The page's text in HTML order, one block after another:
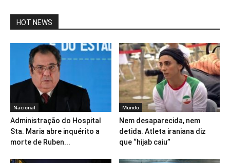
HOT NEWS
Nacional
Administração do Hospital
Sta. Maria abre inquérito a
morte de Ruben...
Mundo
Nem desaparecida, nem
detida. Atleta iraniana diz
que “hijab caiu”